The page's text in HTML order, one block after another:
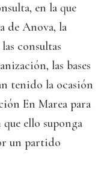
en la que
de Anova, la
consultas
las bases
tenido la ocasión
En Marea para
ello suponga
un partido